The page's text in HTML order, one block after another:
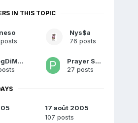
IN THIS TOPIC
Nys$a
76 posts
GregDiMano
Prayer Shiva
27 posts
17 août 2005
107 posts